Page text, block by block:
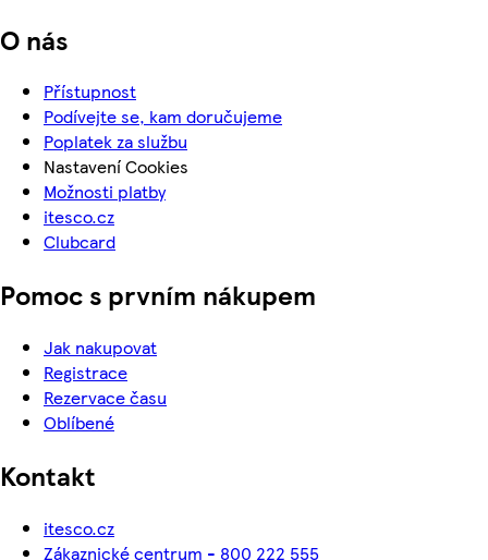
O nás
Přístupnost
Podívejte se, kam doručujeme
Poplatek za službu
Nastavení Cookies
Možnosti platby
itesco.cz
Clubcard
Pomoc s prvním nákupem
Jak nakupovat
Registrace
Rezervace času
Oblíbené
Kontakt
itesco.cz
Zákaznické centrum - 800 222 555